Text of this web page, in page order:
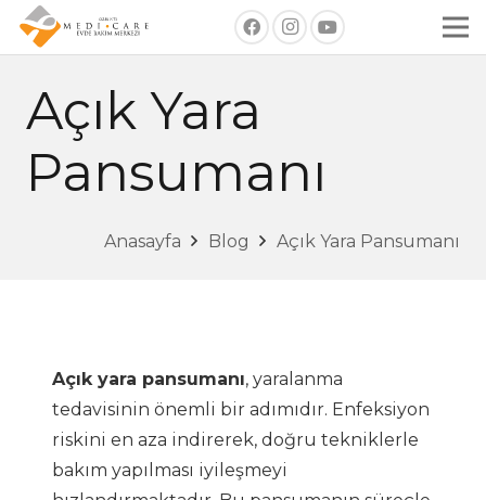
Açık Yara
Pansumanı
Anasayfa Blog Açık Yara Pansumanı
Açık yara pansumanı, yaralanma
tedavisinin önemli bir adımıdır. Enfeksiyon
riskini en aza indirerek, doğru tekniklerle
bakım yapılması iyileşmeyi